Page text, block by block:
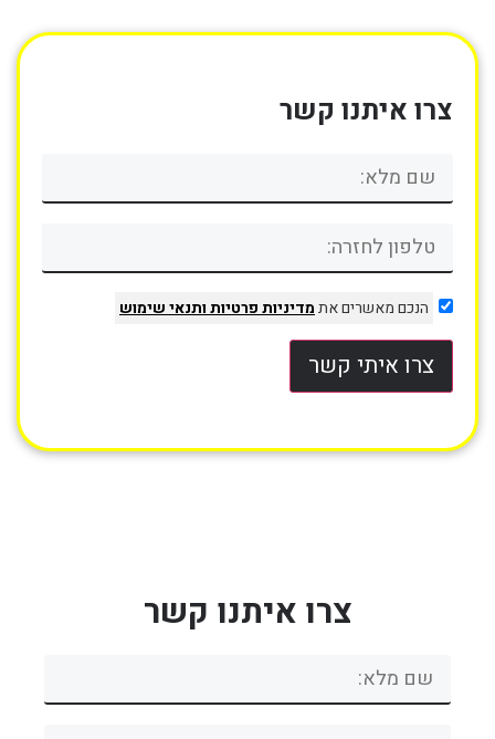
צרו איתנו קשר
הנכם מאשרים אתמדיניות פרטיותותנאי שימוש
צרו איתי קשר
צרו איתנו קשר